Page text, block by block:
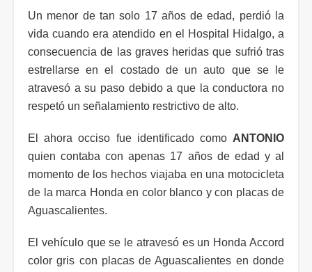
Un menor de tan solo 17 años de edad, perdió la
vida cuando era atendido en el Hospital Hidalgo, a
consecuencia de las graves heridas que sufrió tras
estrellarse en el costado de un auto que se le
atravesó a su paso debido a que la conductora no
respetó un señalamiento restrictivo de alto.
El ahora occiso fue identificado como ANTONIO
quien contaba con apenas 17 años de edad y al
momento de los hechos viajaba en una motocicleta
de la marca Honda en color blanco y con placas de
Aguascalientes.
El vehículo que se le atravesó es un Honda Accord
color gris con placas de Aguascalientes en donde